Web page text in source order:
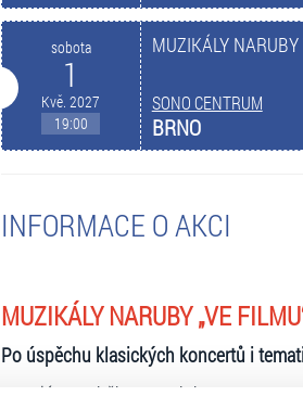
sobota
1
Kvě. 2027
19:00
MUZIKÁLY
SONO CENTRUM
BRNO
INFORMACE O AKCI
MUZIKÁLY NARUBY „VE
Po úspěchu klasických koncertů i
Premiéra proběhne 24. dubna 2027